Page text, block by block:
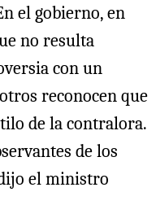
el gobierno, en
no resulta
con un
reconocen que
de la contralora.
de los
el ministro